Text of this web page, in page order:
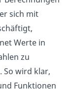
sich mit
Werte in
zu
So wird klar,
Funktionen